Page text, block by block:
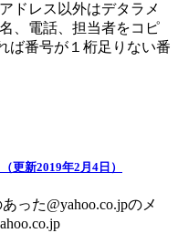
ドレス以外はデタラメ
、電話、担当者をコピ
ば番号が１桁足りない番
更新2019年2月4日）
った@yahoo.co.jpのメ